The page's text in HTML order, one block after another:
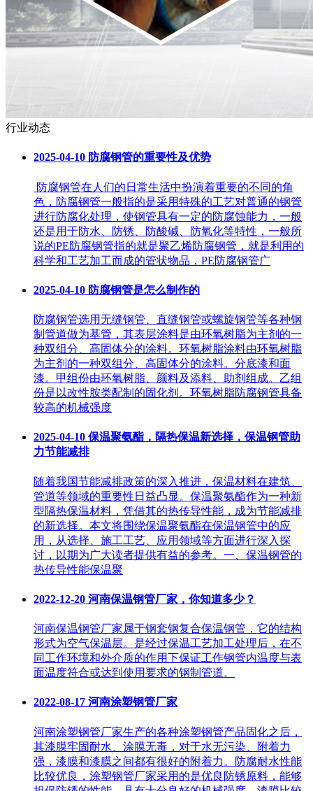
行业动态
2025-04-10 防腐钢管的重要性及优势
防腐钢管在人们的日常生活中扮演着重要的不同的角
色，防腐钢管一般指的是采用特殊的工艺对普通的钢管
进行防腐化处理，使钢管具有一定的防腐蚀能力，一般
还是用于防水、防锈、防酸碱、防氧化等特性，一般所
说的PE防腐钢管指的就是聚乙烯防腐钢管，就是利用的
科学和工艺加工而成的管状物品，PE防腐钢管广
2025-04-10 防腐钢管是怎么制作的
防腐钢管选用无缝钢管、直缝钢管或螺旋钢管等各种钢
制管道做为基管，其表层涂料是由环氧树脂为主剂的一
种双组分、高固体分的涂料。环氧树脂涂料由环氧树脂
为主剂的一种双组分、高固体分的涂料。分底漆和面
漆。甲组份由环氧树脂、颜料及添料、助剂组成。乙组
份是以改性胺类配制的固化剂。环氧树脂防腐钢管具备
较高的机械强度
2025-04-10 保温聚氨酯，隔热保温新选择，保温钢管助
力节能减排
随着我国节能减排政策的深入推进，保温材料在建筑、
管道等领域的重要性日益凸显。保温聚氨酯作为一种新
型隔热保温材料，凭借其的热传导性能，成为节能减排
的新选择。本文将围绕保温聚氨酯在保温钢管中的应
用，从选择、施工工艺、应用领域等方面进行深入探
讨，以期为广大读者提供有益的参考。一、保温钢管的
热传导性能保温聚
2022-12-20 河南保温钢管厂家，你知道多少？
河南保温钢管厂家​属于钢套钢复合保温钢管，它的结构
形式为空气保温层。是经过保温工艺加工处理后，在不
同工作环境和外介质的作用下保证工作钢管内温度与表
面温度符合或达到使用要求的钢制管道。
2022-08-17 河南涂塑钢管厂家
河南涂塑钢管厂家​生产的各种涂塑钢管产品固化之后，
其漆膜牢固耐水、涂膜无毒，对于水无污染、附着力
强，漆膜和漆膜之间都有很好的附着力。防腐耐水性能
比较优良，涂塑钢管厂家采用的是优良防锈原料，能够